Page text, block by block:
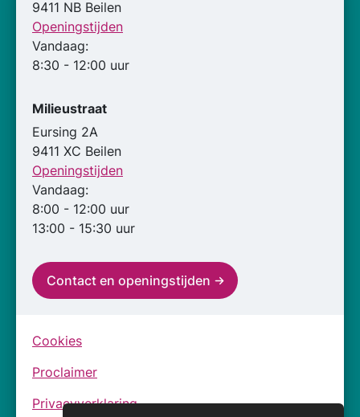
9411 NB Beilen
Openingstijden
Vandaag:
8:30 - 12:00 uur
Milieustraat
Eursing 2A
9411 XC Beilen
Openingstijden
Vandaag:
8:00 - 12:00 uur
13:00 - 15:30 uur
Contact en openingstijden
Cookies
Proclaimer
Privacyverklaring